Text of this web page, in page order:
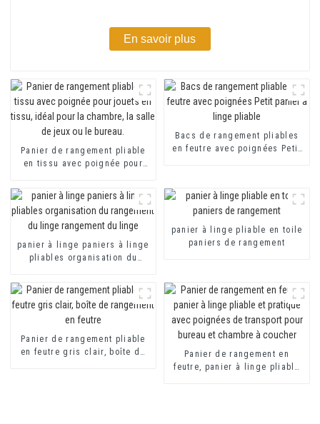
En savoir plus
Panier de rangement pliable
en tissu avec poignée pour
chambre, la salle de jeux ou
le bureau.
Bacs de rangement pliables
en feutre avec poignées Petit
panier à linge paniers à linge
pliables organisation du
rangement du linge
panier à linge pliable en toile
paniers de rangement
Panier de rangement pliable
en feutre gris clair, boîte de
Panier de rangement en
feutre, panier à linge pliable